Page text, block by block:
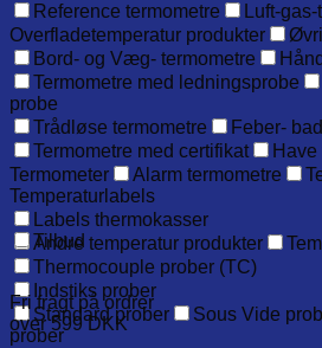
Reference termometre
Luft-
Overfladetemperatur produkter
Bord- og Væg- termometre
Termometre med ledningsprobe
probe
Trådløse termometre
Feber-
Termometre med certifikat
Have
Termometer
Alarm termometre
Temperaturlabels
Labels thermokasser
Andre temperatur produkter
Thermocouple prober (TC)
Indstiks prober
Standard prober
Sous Vide
prober
Tilbud
Fri fragt på ordrer
over 599 DKK